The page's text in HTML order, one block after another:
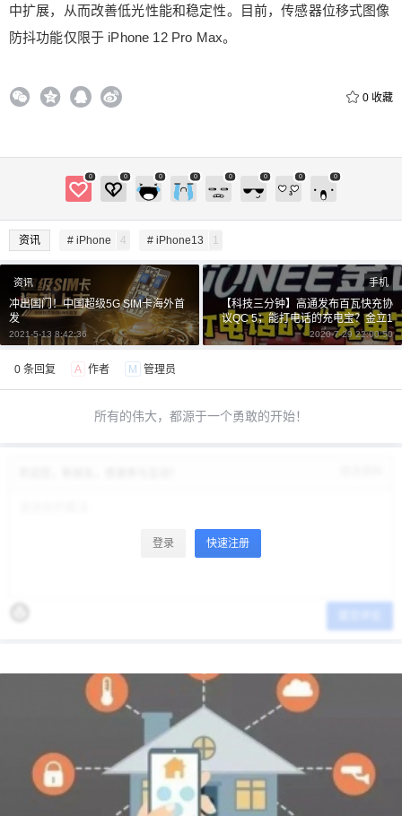
中扩展，从而改善低光性能和稳定性。目前，传感器位移式图像
防抖功能仅限于 iPhone 12 Pro Max。
0 收藏
0 0 0 0 0 0 0 0
资讯 # iPhone 4 # iPhone13 1
立刻支付
资讯
冲出国门！中国超级5G SIM卡海外首
发
2021-5-13 8:42:36
手机
【科技三分钟】高通发布百瓦快充协
议QC 5；能打电话的充电宝？金立1
万mAh新机入网；2020 ChinaJoy如
约而至
2020-7-29 22:00:50
0 条回复 A 作者 M 管理员
所有的伟大，都源于一个勇敢的开始！
登录 快速注册